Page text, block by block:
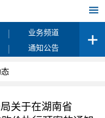
|
业务频道
| 通知公告
关于在湖南省